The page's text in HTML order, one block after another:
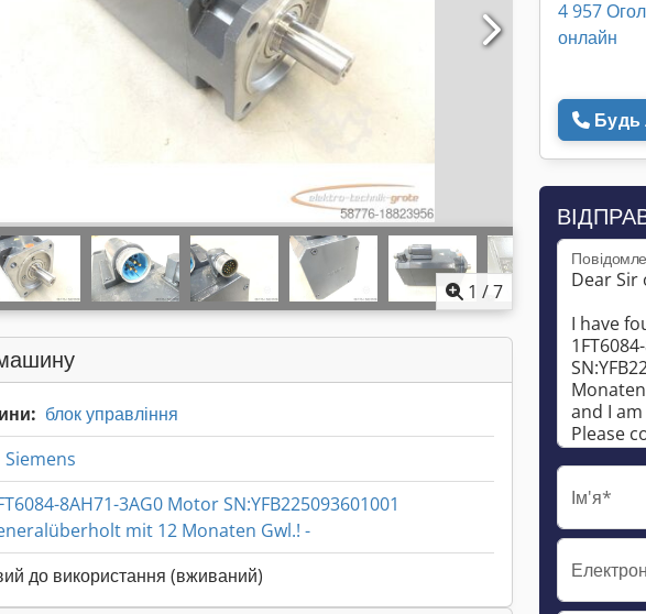
1 /7
блок управління
Siemens
8AH71-3AG0 Motor SN:YFB225093601001
mit 12 Monaten Gwl.! -
до використання (вживаний)
4 957
онлайн
Будь
Ім'я*